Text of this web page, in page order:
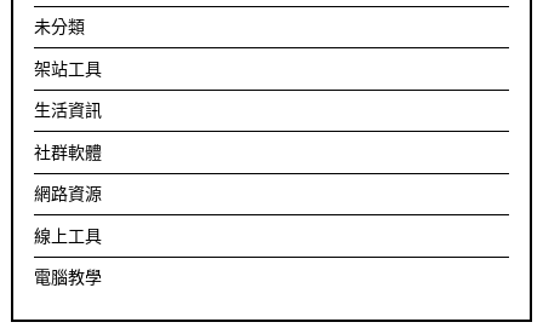
未分類
架站工具
生活資訊
社群軟體
網路資源
線上工具
電腦教學